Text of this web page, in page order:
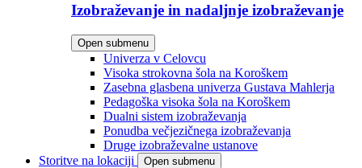
Izobraževanje in nadaljnje izobraževanje
Open submenu
Univerza v Celovcu
Visoka strokovna šola na Koroškem
Zasebna glasbena univerza Gustava Mahlerja
Pedagoška visoka šola na Koroškem
Dualni sistem izobraževanja
Ponudba večjezičnega izobraževanja
Druge izobraževalne ustanove
Storitve na lokaciji
Open submenu